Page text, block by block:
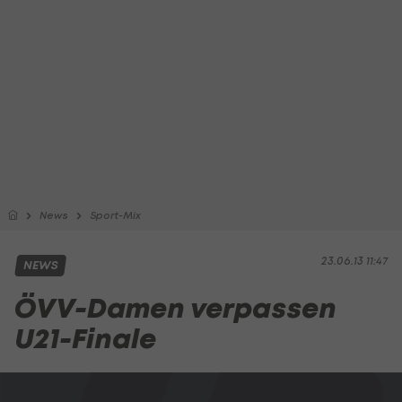
News Sport-Mix
23.06.13 11:47
NEWS
ÖVV-Damen verpassen
U21-Finale